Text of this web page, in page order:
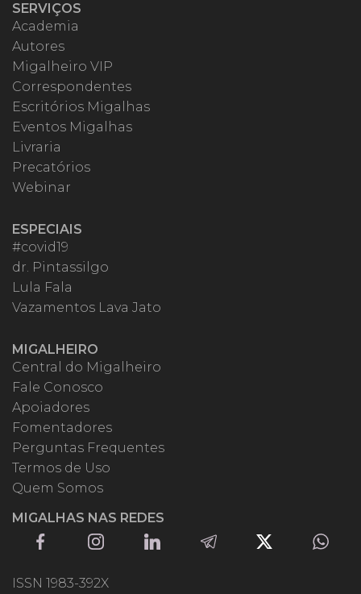
SERVIÇOS
Academia
Autores
Migalheiro VIP
Correspondentes
Escritórios Migalhas
Eventos Migalhas
Livraria
Precatórios
Webinar
ESPECIAIS
#covid19
dr. Pintassilgo
Lula Fala
Vazamentos Lava Jato
MIGALHEIRO
Central do Migalheiro
Fale Conosco
Apoiadores
Fomentadores
Perguntas Frequentes
Termos de Uso
Quem Somos
MIGALHAS NAS REDES
ISSN 1983-392X